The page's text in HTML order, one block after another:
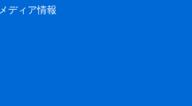
メディア情報